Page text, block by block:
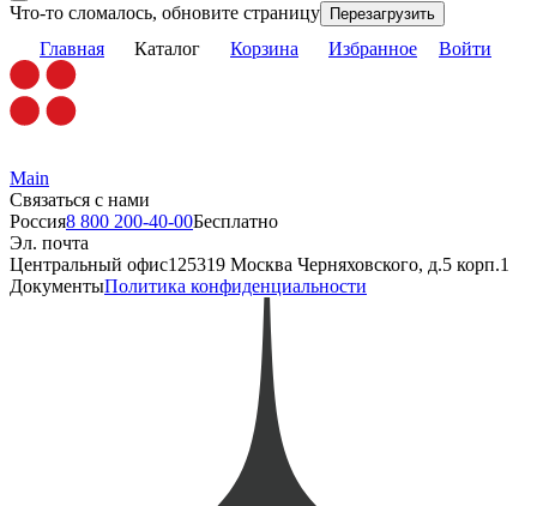
Что-то сломалось, обновите страницу Перезагрузить
Главная Каталог Корзина Избранное Войти
Main
Связаться с нами
Россия8 800 200-40-00Бесплатно
Эл. почта
Центральный офис125319 Москва Черняховского, д.5 корп.1
ДокументыПолитика конфиденциальности